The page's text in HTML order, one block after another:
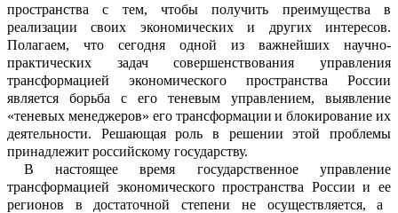
пространства с тем, чтобы получить преимущества в
реализации своих экономических и других интересов.
Полагаем, что сегодня одной из важнейших научно-
практических задач совершенствования управления
трансформацией экономического пространства России
является борьба с его теневым управлением, выявление
«теневых менеджеров» его трансформации и блокирование их
деятельности. Решающая роль в решении этой проблемы
принадлежит российскому государству.
В настоящее время государственное управление
трансформацией экономического пространства России и ее
регионов в достаточной степени не осуществляется, а